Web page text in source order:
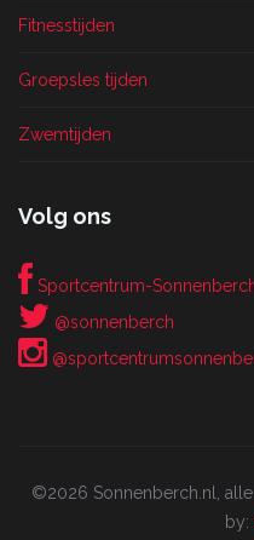
Fitnesstijden
Groepsles tijden
Zwemtijden
Volg ons
Sportcentrum-
@sonnenberch
©2026 Sonnenberch.nl,
by: